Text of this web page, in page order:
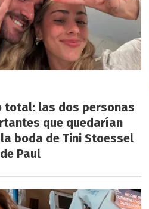
total: las dos personas
que quedarían
boda de Tini Stoessel
Paul